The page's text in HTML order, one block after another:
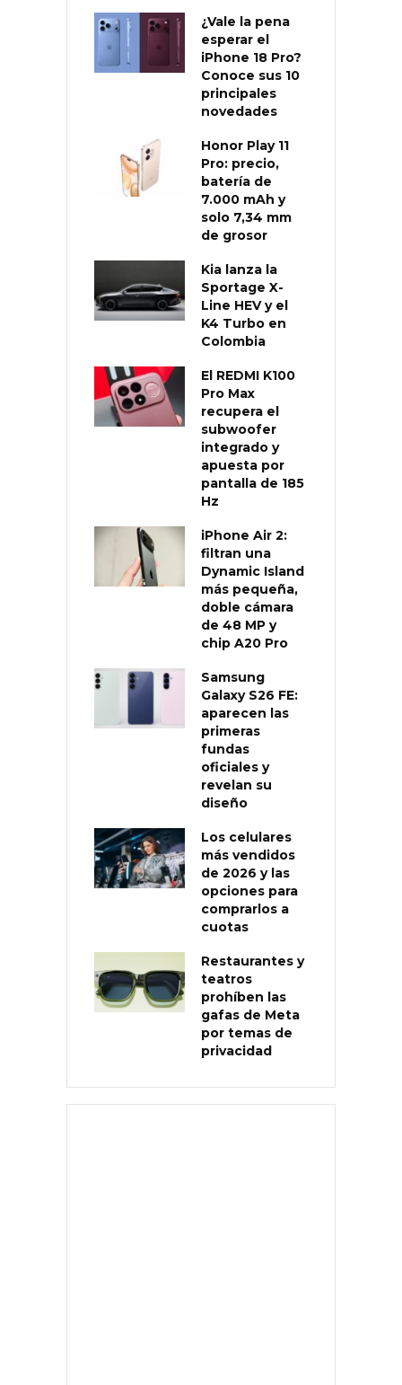
¿Vale la pena
esperar el
iPhone 18 Pro?
Conoce sus 10
principales
novedades
Honor Play 11
Pro: precio,
batería de
7.000 mAh y
solo 7,34 mm
de grosor
Kia lanza la
Sportage X-
Line HEV y el
K4 Turbo en
Colombia
El REDMI K100
Pro Max
recupera el
subwoofer
integrado y
apuesta por
pantalla de 185
Hz
iPhone Air 2:
filtran una
Dynamic Island
más pequeña,
doble cámara
de 48 MP y
chip A20 Pro
Samsung
Galaxy S26 FE:
aparecen las
primeras
fundas
oficiales y
revelan su
diseño
Los celulares
más vendidos
de 2026 y las
opciones para
comprarlos a
cuotas
Restaurantes y
teatros
prohíben las
gafas de Meta
por temas de
privacidad